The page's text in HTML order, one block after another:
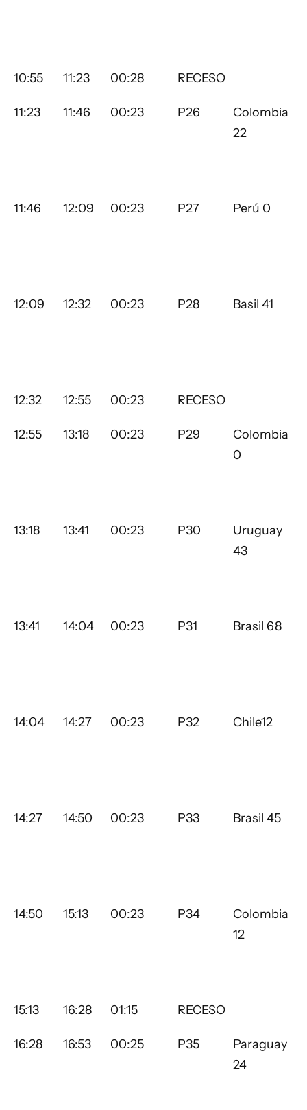
10:55 11:23 00:28 RECESO
11:23 11:46 00:23 P26
Colombia
22
11:46 12:09 00:23 P27 Perú 0
12:09 12:32 00:23 P28 Basil 41
12:32 12:55 00:23 RECESO
12:55 13:18 00:23 P29
Colombia
0
13:18 13:41 00:23 P30
Uruguay
43
13:41 14:04 00:23 P31 Brasil 68
14:04 14:27 00:23 P32 Chile12
14:27 14:50 00:23 P33 Brasil 45
14:50 15:13 00:23 P34
Colombia
12
15:13 16:28 01:15 RECESO
16:28 16:53 00:25 P35
Paraguay
24